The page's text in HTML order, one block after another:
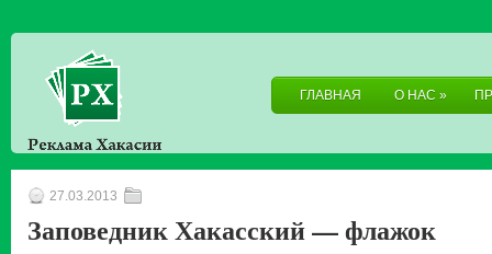
ГЛАВНАЯ О НАС »
27.03.2013
Заповедник Хакасский — флажок